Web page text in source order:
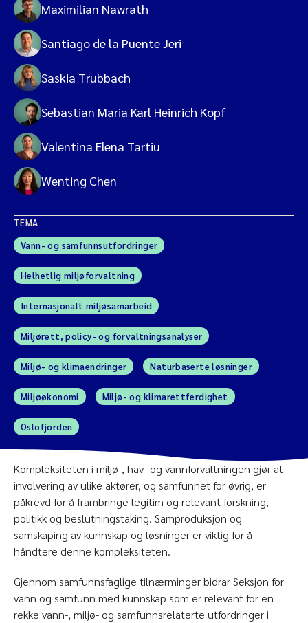
Maximilian Nawrath
Santiago de la Puente Jeri
Saskia Trubbach
Sebastian Maria Karl Heinrich Kopf
Valentina Elena Tartiu
Wenting Chen
TEMA
Vann- og samfunnsutfordringer
Helhetlig miljøforvaltning
Internasjonalt miljøsamarbeid
Miljørett, policy- og forvaltningsanalyser
Miljø- og klimaendringer Naturbaserte løsninger
Miljøøkonomi Miljø- og klimarettferdighet
Oslofjorden
Kompleksiteten i miljø-, hav- og vannforvaltningen gjør at
involvering av ulike aktører, og samfunnet for øvrig, er
påkrevd for å frambringe legitim og relevant forskning,
politikk og beslutningstaking. Samproduksjon og
samskaping av kunnskap og løsninger er viktig for å
håndtere denne kompleksiteten.
Gjennom samfunnsfaglige tilnærminger bidrar Seksjon for
vann og samfunn med kunnskap som er relevant for en
rekke vann-, miljø- og samfunnsrelaterte utfordringer i